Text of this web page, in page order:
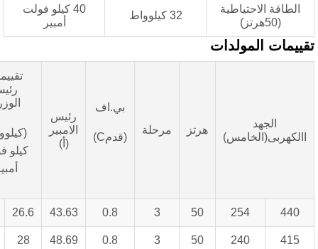
الاحتياطية
40 كيلو فولت
المولدات
هرتز مرحلة
(قدمC)
الامبير
(أ)
تقييمات
(كيلوواط/
كيلو فولت
254
50
3
43.63
26.6
33.3
240
50
3
48.69
28
35